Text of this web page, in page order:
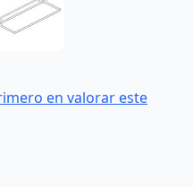
en valorar este